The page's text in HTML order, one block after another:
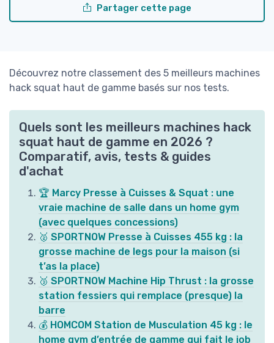
Partager cette page
Découvrez notre classement des 5 meilleurs machines
hack squat haut de gamme basés sur nos tests.
Quels sont les meilleurs machines hack
squat haut de gamme en 2026 ?
Comparatif, avis, tests & guides
d'achat
🏆 Marcy Presse à Cuisses & Squat : une
vraie machine de salle dans un home gym
(avec quelques concessions)
🥈 SPORTNOW Presse à Cuisses 455 kg : la
grosse machine de legs pour la maison (si
t’as la place)
🥉 SPORTNOW Machine Hip Thrust : la grosse
station fessiers qui remplace (presque) la
barre
💰 HOMCOM Station de Musculation 45 kg : le
home gym d’entrée de gamme qui fait le job